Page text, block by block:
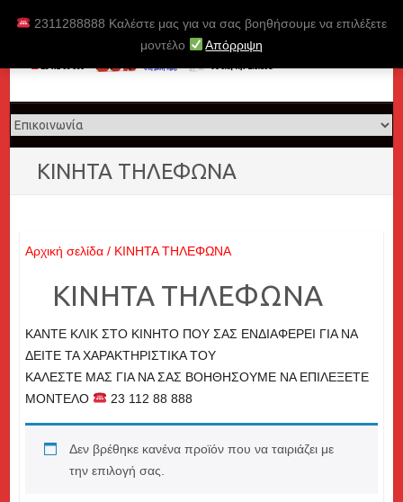
2311288888 Καλέστε μας για να σας βοηθήσουμε να επιλέξετε
μοντέλο
Απόρριψη
Skip
ΚΙΝΗΤΑ ΤΗΛΕΦΩΝΑ
Αρχική σελίδα/ ΚΙΝΗΤΑ ΤΗΛΕΦΩΝΑ
ΚΙΝΗΤΑ ΤΗΛΕΦΩΝΑ
ΚΑΝΤΕ ΚΛΙΚ ΣΤΟ ΚΙΝΗΤΟ ΠΟΥ ΣΑΣ ΕΝΔΙΑΦΕΡΕΙ ΓΙΑ ΝΑ
ΔΕΙΤΕ ΤΑ ΧΑΡΑΚΤΗΡΙΣΤΙΚΑ ΤΟΥ
ΚΑΛΕΣΤΕ ΜΑΣ ΓΙΑ ΝΑ ΣΑΣ ΒΟΗΘΗΣΟΥΜΕ ΝΑ ΕΠΙΛΕΞΕΤΕ
ΜΟΝΤΕΛΟ
23 112 88 888
Δεν βρέθηκε κανένα προϊόν που να ταιριάζει με
την επιλογή σας.